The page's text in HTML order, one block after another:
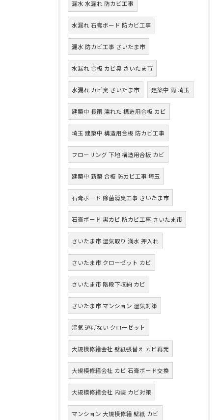
漏水 水漏れ 防カビ工事
水漏れ 石膏ボード 防カビ工事
漏水 防カビ工事 さいたま市
水漏れ 合板 カビ臭 さいたま市
水漏れ カビ臭 さいたま市 建築中 雨 埼玉
建築中 長雨 濡れた 構造用合板 カビ
埼玉 建築中 構造用合板 防カビ工事
フローリング 下地 構造用合板 カビ
建築中 新築 合板 防カビ工事 埼玉
石膏ボード 除菌消臭工事 さいたま市
石膏ボード 黒カビ 防カビ工事 さいたま市
さいたま市 湿気取り 満水 押入れ
さいたま市 クローゼット カビ
さいたま市 階段下収納 カビ
さいたま市 マンション 湿気対策
湿気 逃げない クローゼット
大規模修繕会社 壁紙張替え カビ再発
大規模修繕会社 カビ 石膏ボード交換
大規模修繕会社 内装 カビ対策
マンション 大規模修繕 壁紙 カビ